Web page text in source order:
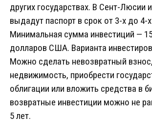
других государствах. В Сент-Люсии
выдадут паспорт в срок от 3-х до 4-
Минимальная сумма инвестиций —
долларов США. Варианта
Можно сделать невозвратный
недвижимость, приобрести
облигации или вложить средства в
возвратные инвестиции можно не
5 лет.